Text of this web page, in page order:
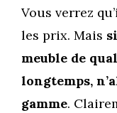
Vous verrez
les prix. Mais
meuble de
longtemps,
gamme.